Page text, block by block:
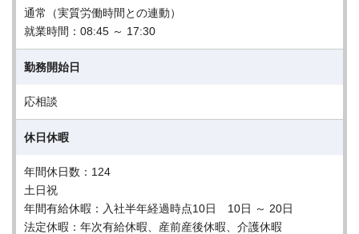
通常（実質労働時間との連動）
就業時間：08:45 ～ 17:30
勤務開始日
応相談
休日休暇
年間休日数：124
土日祝
年間有給休暇：入社半年経過時点10日 10日 ～ 20日
法定休暇：年次有給休暇、産前産後休暇、介護休暇